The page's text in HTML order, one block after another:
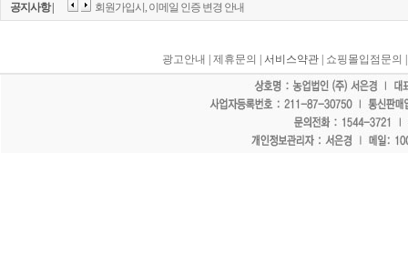
공지사항 | 회원가입시, 이메일 인증 변경 안내
광고안내 제휴문의 | 서비스약관 | 쇼핑몰입점문의
"홈페이지 모든 게시물에